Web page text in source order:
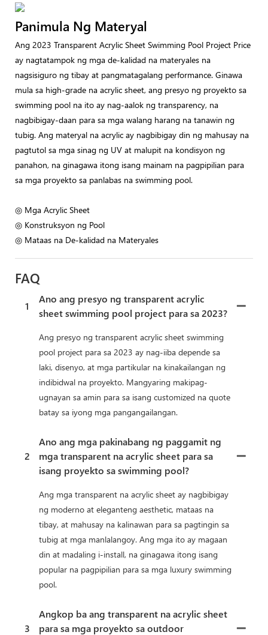
Panimula Ng Materyal
Ang 2023 Transparent Acrylic Sheet Swimming Pool Project Price
ay nagtatampok ng mga de-kalidad na materyales na
nagsisiguro ng tibay at pangmatagalang performance. Ginawa
mula sa high-grade na acrylic sheet, ang presyo ng proyekto sa
swimming pool na ito ay nag-aalok ng transparency, na
nagbibigay-daan para sa mga walang harang na tanawin ng
tubig. Ang materyal na acrylic ay nagbibigay din ng mahusay na
pagtutol sa mga sinag ng UV at malupit na kondisyon ng
panahon, na ginagawa itong isang mainam na pagpipilian para
sa mga proyekto sa panlabas na swimming pool.
◎ Mga Acrylic Sheet
◎ Konstruksyon ng Pool
◎ Mataas na De-kalidad na Materyales
FAQ
1
Ano ang presyo ng transparent acrylic
sheet swimming pool project para sa 2023?
Ang presyo ng transparent acrylic sheet swimming
pool project para sa 2023 ay nag-iiba depende sa
laki, disenyo, at mga partikular na kinakailangan ng
indibidwal na proyekto. Mangyaring makipag-
ugnayan sa amin para sa isang customized na quote
batay sa iyong mga pangangailangan.
2
Ano ang mga pakinabang ng paggamit ng
mga transparent na acrylic sheet para sa
isang proyekto sa swimming pool?
Ang mga transparent na acrylic sheet ay nagbibigay
ng moderno at eleganteng aesthetic, mataas na
tibay, at mahusay na kalinawan para sa pagtingin sa
tubig at mga manlalangoy. Ang mga ito ay magaan
din at madaling i-install, na ginagawa itong isang
popular na pagpipilian para sa mga luxury swimming
pool.
3
Angkop ba ang transparent na acrylic sheet
para sa mga proyekto sa outdoor